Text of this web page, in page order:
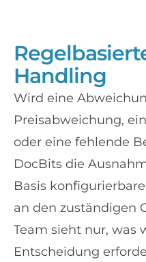
Handling
Wird eine
Preisabweichung,
oder eine fehlende
DocBits die
Basis
an den zuständigen
Team sieht nur, was
Entscheidung